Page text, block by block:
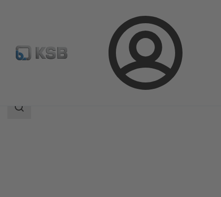
Login
KSB Leckagesensor
Suchbereich